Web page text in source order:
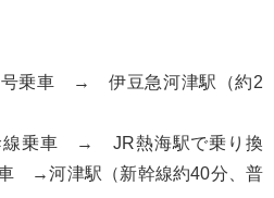
号乗車 → 伊豆急河津駅（約2
線乗車 → JR熱海駅で乗り換
→河津駅（新幹線約40分、普